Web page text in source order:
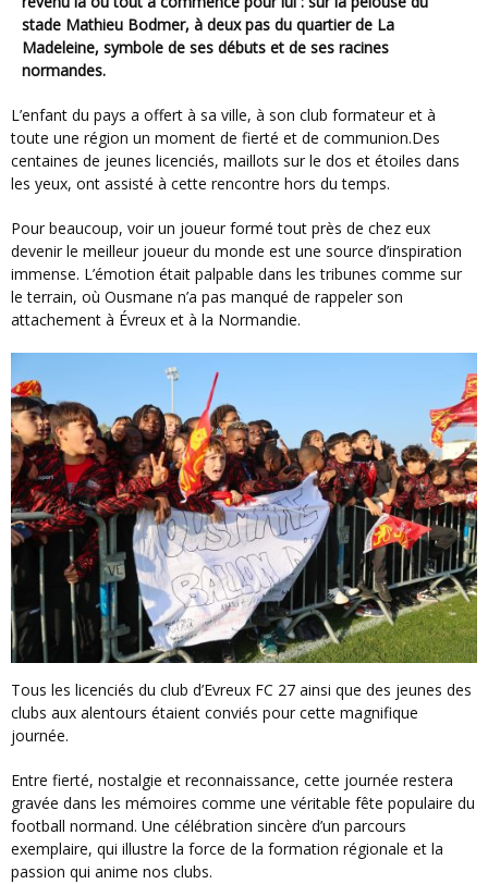
stade Mathieu Bodmer, à deux pas du quartier de La
Madeleine, symbole de ses débuts et de ses racines
normandes.
L’enfant du pays a offert à sa ville, à son club formateur et à
toute une région un moment de fierté et de communion.Des
centaines de jeunes licenciés, maillots sur le dos et étoiles dans
les yeux, ont assisté à cette rencontre hors du temps.
Pour beaucoup, voir un joueur formé tout près de chez eux
devenir le meilleur joueur du monde est une source d’inspiration
immense. L’émotion était palpable dans les tribunes comme sur
le terrain, où Ousmane n’a pas manqué de rappeler son
attachement à Évreux et à la Normandie.
Tous les licenciés du club d’Evreux FC 27 ainsi que des jeunes des
clubs aux alentours étaient conviés pour cette magnifique
journée.
Entre fierté, nostalgie et reconnaissance, cette journée restera
gravée dans les mémoires comme une véritable fête populaire du
football normand. Une célébration sincère d’un parcours
exemplaire, qui illustre la force de la formation régionale et la
passion qui anime nos clubs.